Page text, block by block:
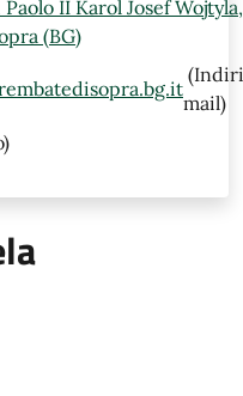
II Karol Josef
(BG)
mail)